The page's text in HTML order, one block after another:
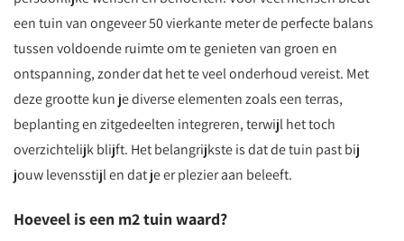
een tuin van ongeveer 50 vierkante meter de perfecte balans
tussen voldoende ruimte om te genieten van groen en
ontspanning, zonder dat het te veel onderhoud vereist. Met
deze grootte kun je diverse elementen zoals een terras,
beplanting en zitgedeelten integreren, terwijl het toch
overzichtelijk blijft. Het belangrijkste is dat de tuin past bij
jouw levensstijl en dat je er plezier aan beleeft.
Hoeveel is een m2 tuin waard?